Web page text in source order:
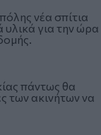
νέα σπίτια
υλικά για την ώρα
πάντως θα
των ακινήτων να